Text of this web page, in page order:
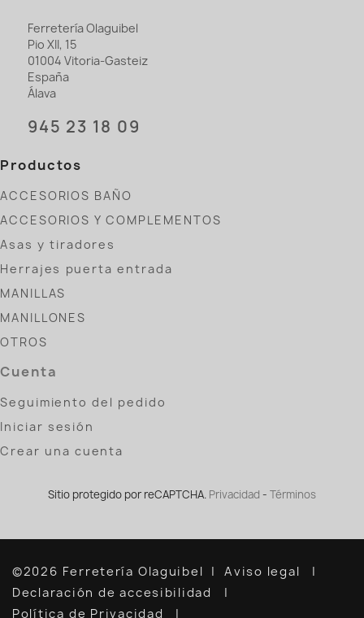
Ferretería Olaguibel
Pio XII, 15
01004 Vitoria-Gasteiz
España
Álava
945 23 18 09
Productos
ACCESORIOS BAÑO
ACCESORIOS Y COMPLEMENTOS
Asas y tiradores
Herrajes puerta entrada
MANILLAS
MANILLONES
OTROS
Cuenta
Seguimiento del pedido
Iniciar sesión
Crear una cuenta
Sitio protegido por reCAPTCHA. Privacidad - Términos
©2026 Ferretería Olaguibel
Aviso legal
Declaración de accesibilidad
Política de Privacidad